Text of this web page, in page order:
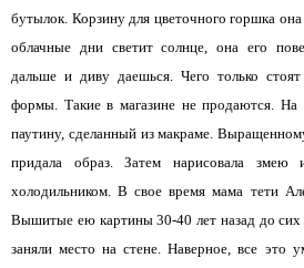
бутылок. Корзину для цветочного горшка
облачные дни светит солнце, она его
дальше и диву даешься. Чего только
формы. Такие в магазине не продаются. На
паутину, сделанный из макраме.
придала образ. Затем нарисовала
холодильником. В свое время мама тети
Вышитые ею картины 30-40 лет назад до сих
заняли место на стене. Наверное, все это